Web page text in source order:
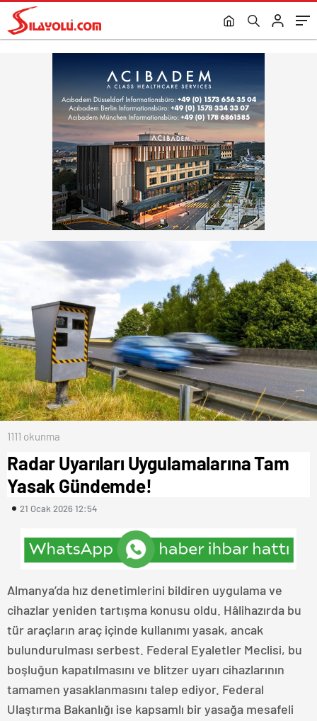
1111 okunma
Radar Uyarıları Uygulamalarına Tam
Yasak Gündemde!
21 Ocak 2026 12:54
Almanya’da hız denetimlerini bildiren uygulama ve
cihazlar yeniden tartışma konusu oldu. Hâlihazırda bu
tür araçların araç içinde kullanımı yasak, ancak
bulundurulması serbest. Federal Eyaletler Meclisi, bu
boşluğun kapatılmasını ve blitzer uyarı cihazlarının
tamamen yasaklanmasını talep ediyor. Federal
Ulaştırma Bakanlığı ise kapsamlı bir yasağa mesafeli